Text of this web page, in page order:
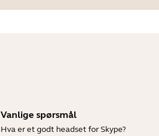
Vanlige spørsmål
Hva er et godt headset for Skype?